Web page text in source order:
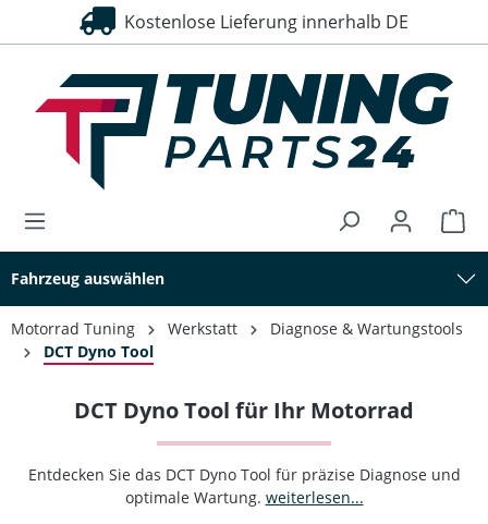
springen Kostenlose Lieferung innerhalb DE
30 Tage Rückgaberecht
Fahrzeug auswählen
Motorrad Tuning Werkstatt
Diagnose & Wartungstools
DCT Dyno Tool
DCT Dyno Tool für Ihr Motorrad
Entdecken Sie das DCT Dyno Tool für präzise Diagnose und
optimale Wartung. weiterlesen...